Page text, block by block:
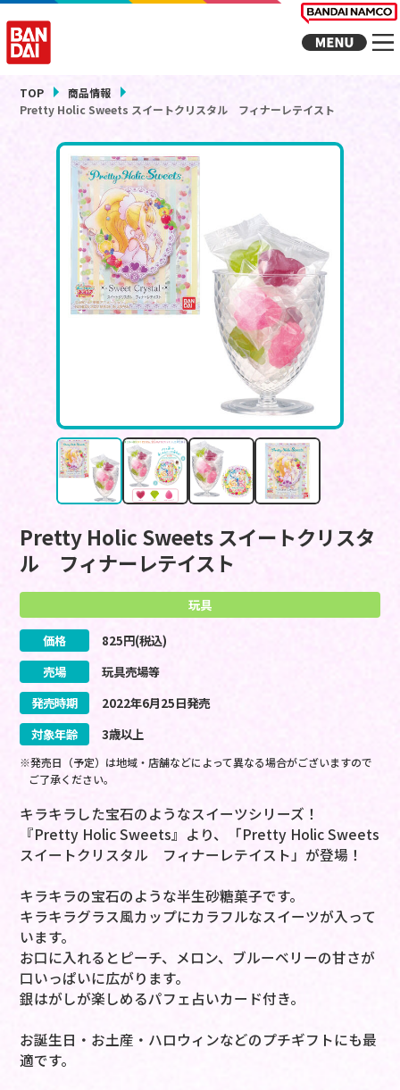
TOP
商品情報
Pretty Holic Sweets スイートクリスタル フィナーレテイスト
Pretty Holic Sweets スイートクリスタ
ル フィナーレテイスト
玩具
価格 825円(税込)
売場
玩具売場等
発売時期
2022年6月25日発売
対象年齢
3歳以上
※発売日（予定）は地域・店舗などによって異なる場合がございますので
ご了承ください。
キラキラした宝石のようなスイーツシリーズ！
『Pretty Holic Sweets』より、「Pretty Holic Sweets
スイートクリスタル フィナーレテイスト」が登場！
キラキラの宝石のような半生砂糖菓子です。
キラキラグラス風カップにカラフルなスイーツが入って
います。
お口に入れるとピーチ、メロン、ブルーベリーの甘さが
口いっぱいに広がります。
銀はがしが楽しめるパフェ占いカード付き。
お誕生日・お土産・ハロウィンなどのプチギフトにも最
適です。